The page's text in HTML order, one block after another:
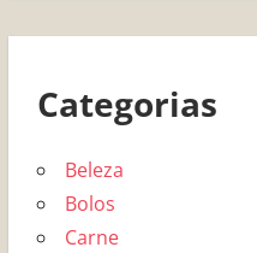
Categorias
Beleza
Bolos
Carne